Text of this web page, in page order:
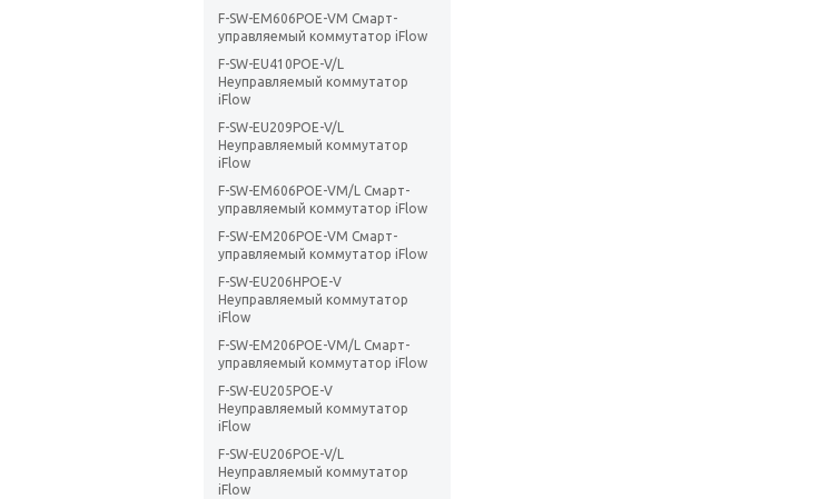
F-SW-EM606POE-VM Смарт-
управляемый коммутатор iFlow
F-SW-EU410POE-V/L
Неуправляемый коммутатор
iFlow
F-SW-EU209POE-V/L
Неуправляемый коммутатор
iFlow
F-SW-EM606POE-VM/L Смарт-
управляемый коммутатор iFlow
F-SW-EM206POE-VM Смарт-
управляемый коммутатор iFlow
F-SW-EU206HPOE-V
Неуправляемый коммутатор
iFlow
F-SW-EM206POE-VM/L Смарт-
управляемый коммутатор iFlow
F-SW-EU205POE-V
Неуправляемый коммутатор
iFlow
F-SW-EU206POE-V/L
Неуправляемый коммутатор
iFlow